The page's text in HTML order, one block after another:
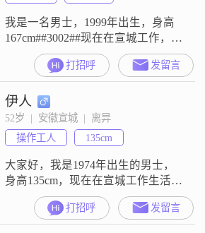
位置##3002##日常闲暇的时候，我
喜
我是一名男士，1999年出生，身高
167cm##3002##现在在宣城工作，学
历是中专，月收入在5001到8000元
这个范围##3002##我觉得自己是一
个稳重可靠的人，平时待人处事都
比较真诚可靠##3002##在工作方
面，我会认真完成自己的任务，同
时也很看重生活和工作的平衡，不
会让工作完全占据自己的生活
##3002#
打招呼 发留言
伊人
52岁  |  安徽宣城  |  离异
操作工人
135cm
大家好，我是1974年出生的男士，
身高135cm，现在在宣城工作生活
##3002##我的学历是高中及以下，
目前月收入在3001到5000元之间
##3002##性格方面，我自己觉得是
打招呼 发留言